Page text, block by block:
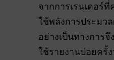
จากการเรนเดอร์
ใช้พลังการประมว
อย่างเป็นทางการ
ใช้รายงานบ่อยครั้